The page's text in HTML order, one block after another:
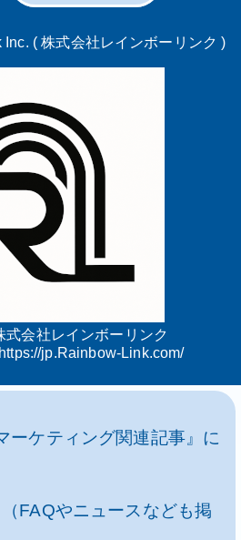
( 株式会社レインボーリンク )
式会社レインボーリンク
https://jp.Rainbow-Link.com/
ーケティング関連記事』に
FAQやニュースなども掲